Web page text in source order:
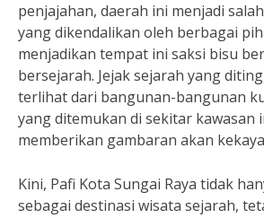
penjajahan, daerah ini menjadi
yang dikendalikan oleh berbagai
menjadikan tempat ini saksi bisu
bersejarah. Jejak sejarah yang
terlihat dari bangunan-bangunan
yang ditemukan di sekitar kawasan
memberikan gambaran akan
Kini, Pafi Kota Sungai Raya tidak
sebagai destinasi wisata sejarah,